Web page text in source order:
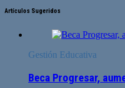
Artículos Sugeridos
Gestión Educativa
Beca Progresar,